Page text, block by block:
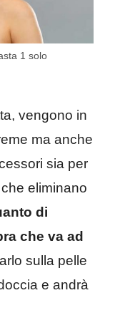
1 solo
vengono in
ma anche
sia per
eliminano
di
che va ad
sulla pelle
e andrà